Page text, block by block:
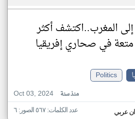
المغرب..اكتشف أكثر
في صحاري إفريقيا
Politics
Oct 03, 2024
منذ سنة
عربي عدد الكلمات: ٥٦٧ الصور: ٦